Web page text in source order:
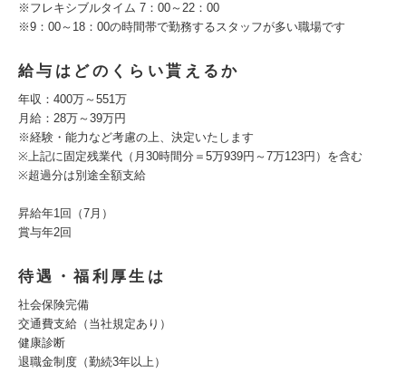
※フレキシブルタイム 7：00～22：00
※9：00～18：00の時間帯で勤務するスタッフが多い職場です
給与はどのくらい貰えるか
年収：400万～551万
月給：28万～39万円
※経験・能力など考慮の上、決定いたします
※上記に固定残業代（月30時間分＝5万939円～7万123円）を含む
※超過分は別途全額支給
昇給年1回（7月）
賞与年2回
待遇・福利厚生は
社会保険完備
交通費支給（当社規定あり）
健康診断
退職金制度（勤続3年以上）